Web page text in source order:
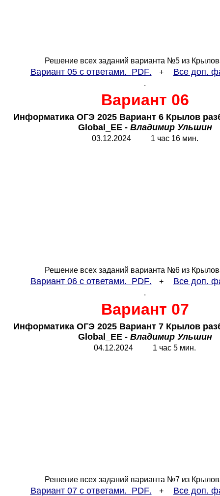
Решение всех заданий варианта №5 из
Вариант 05 с ответами. PDF. + Все доп.
.
Вариант 06
Информатика ОГЭ 2025 Вариант 6 Крылов
Global_EE- Владимир Ульшин
03.12.2024 1 час 16 мин.
Решение всех заданий варианта №6 из
Вариант 06 с ответами. PDF. + Все доп.
.
Вариант 07
Информатика ОГЭ 2025 Вариант 7 Крылов
Global_EE- Владимир Ульшин
04.12.2024 1 час 5 мин.
Решение всех заданий варианта №7 из
Вариант 07 с ответами. PDF. + Все доп.